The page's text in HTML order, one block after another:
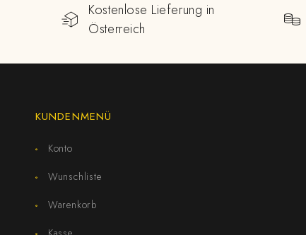
Kostenlose Lieferung in
Österreich
KUNDENMENÜ
Konto
Wunschliste
Warenkorb